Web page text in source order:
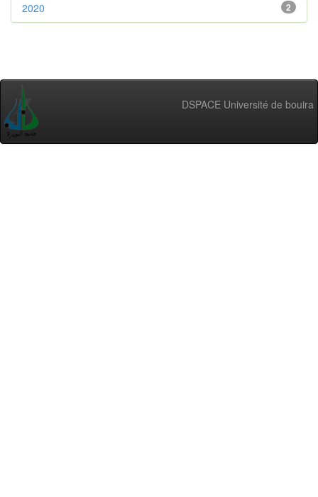
2
2020
DSPACE Université de bouira